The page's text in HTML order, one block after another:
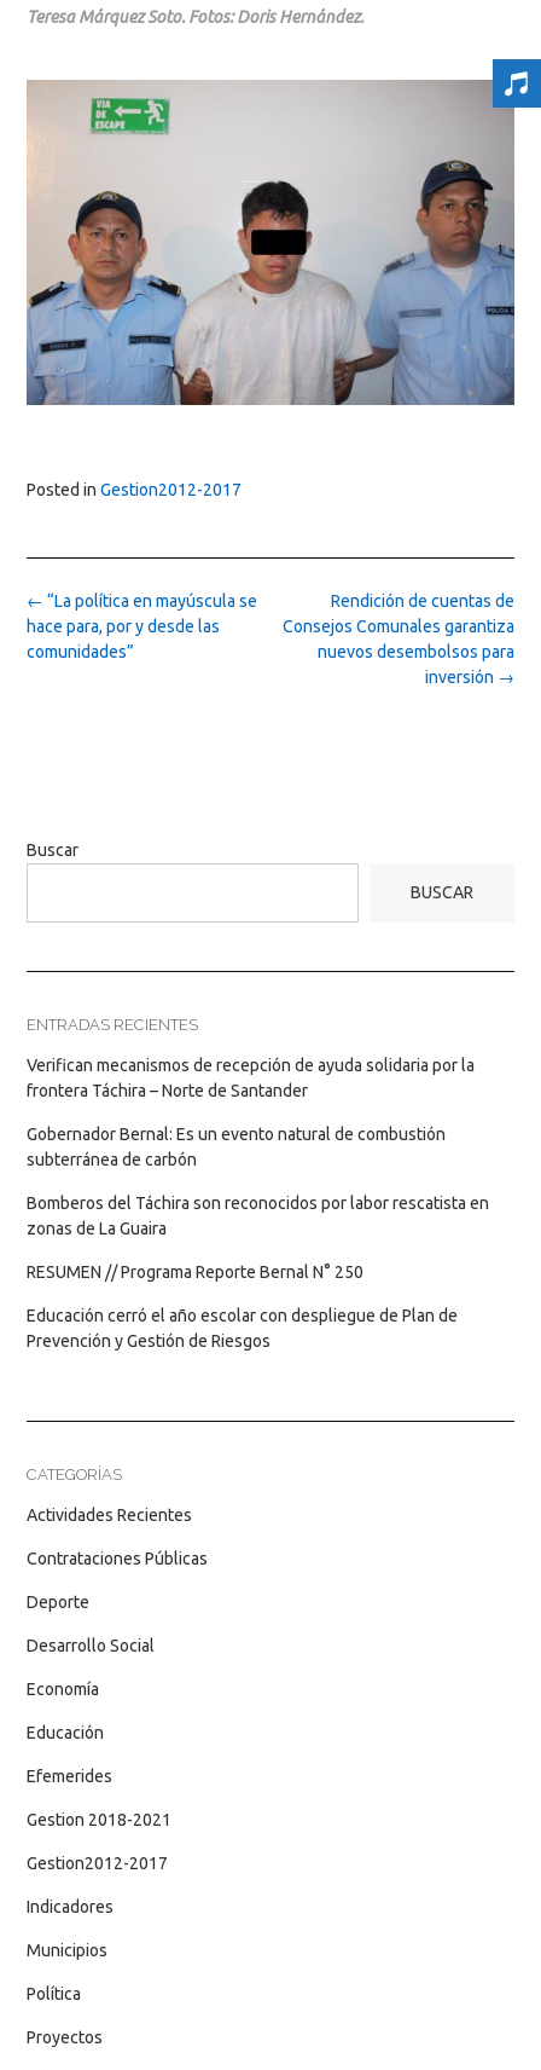
Teresa Márquez Soto. Fotos: Doris Hernández.
Posted in Gestion2012-2017
Post
navigation
Rendición de cuentas de
Consejos Comunales garantiza
nuevos desembolsos para
inversión →
← “La política en mayúscula se
hace para, por y desde las
comunidades”
Buscar
BUSCAR
ENTRADAS RECIENTES
Verifican mecanismos de recepción de ayuda solidaria por la
frontera Táchira – Norte de Santander
Gobernador Bernal: Es un evento natural de combustión
subterránea de carbón
Bomberos del Táchira son reconocidos por labor rescatista en
zonas de La Guaira
RESUMEN // Programa Reporte Bernal N° 250
Educación cerró el año escolar con despliegue de Plan de
Prevención y Gestión de Riesgos
CATEGORÍAS
Actividades Recientes
Contrataciones Públicas
Deporte
Desarrollo Social
Economía
Educación
Efemerides
Gestion 2018-2021
Gestion2012-2017
Indicadores
Municipios
Política
Proyectos